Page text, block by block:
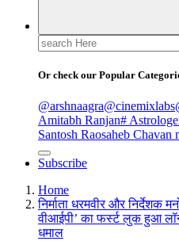
Search
for:
Or check our Popular
@arshnaagra@cinemixlabs
Amitabh Ranjan#
Santosh Raosaheb Chavan
Subscribe
Home
निर्माता धरमवीर और निर्देशक
वीआईपी’ का फर्स्ट लुक हुआ
धमाल